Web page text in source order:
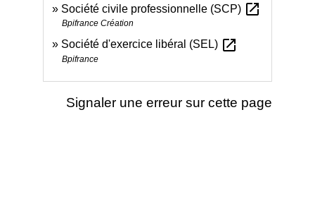
Société civile professionnelle (SCP) open_in_new
Bpifrance Création
Société d'exercice libéral (SEL) open_in_new
Bpifrance
Signaler une erreur sur cette page